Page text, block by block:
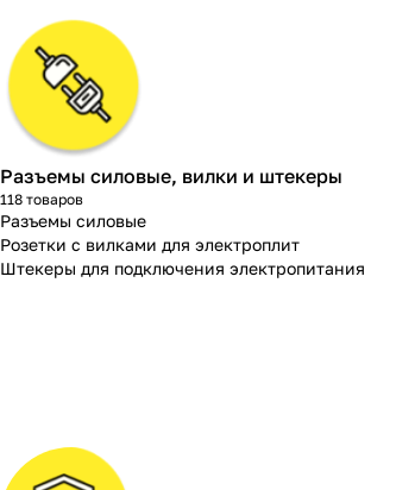
Разъемы силовые, вилки и штекеры
118 товаров
Разъемы силовые
Розетки с вилками для электроплит
Штекеры для подключения электропитания